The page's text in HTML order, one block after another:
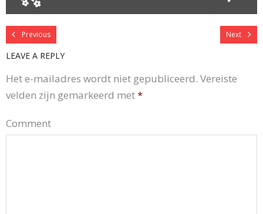
Previous Next
LEAVE A REPLY
Het e-mailadres wordt niet gepubliceerd. Vereiste
velden zijn gemarkeerd met*
Comment